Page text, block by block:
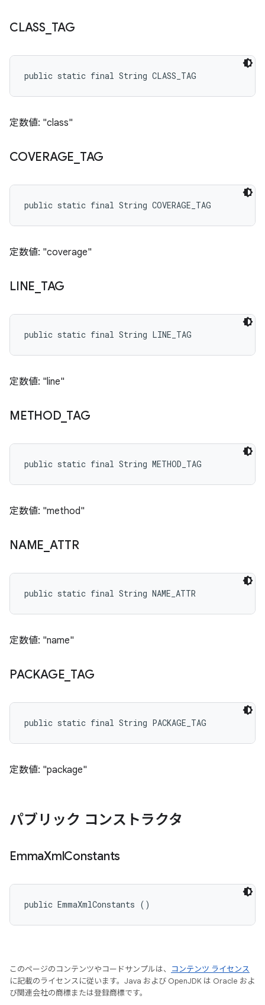
CLASS_ TAG
public static final String CLASS_TAG
定数値: "class"
COVERAGE TAG
public static final String COVERAGE_TAG
定数値: "coverage"
LINE TAG
public static final String LINE_TAG
定数値: "line"
METHOD_ TAG
public static final String METHOD_TAG
定数値: "method"
NAME ATTR
public static final String NAME_ATTR
定数値: "name"
PACKAGE TAG
public static final String PACKAGE_TAG
定数値: "package"
パブリック コンストラクタ
EmmaXmlConstants
public EmmaXmlConstants ()
このページのコンテンツやコードサンプルは、
コンテンツ ライセンス
に記載のライセンスに従います。Java および OpenJDK は Oracle およ
び関連会社の商標または登録商標です。